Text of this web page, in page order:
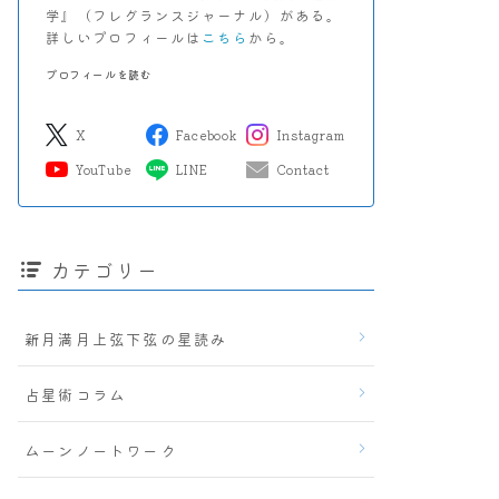
学』（フレグランスジャーナル）がある。
詳しいプロフィールは こちら から。
プロフィールを読む
X Facebook
Instagram
YouTube
LINE Contact
カテゴリー
新月満月上弦下弦の星読み
占星術コラム
ムーンノートワーク